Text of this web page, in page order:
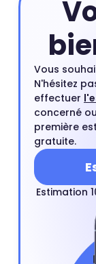
Vous
N'hésitez
effectuer
concerné
première
gratuite.
Estimation